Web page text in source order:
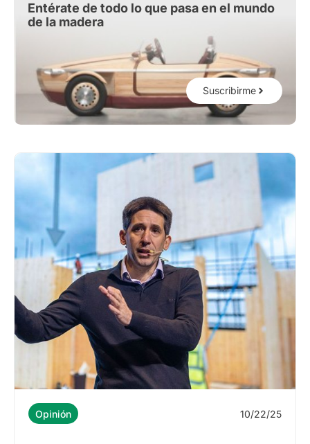
Entérate de todo lo que pasa en el mundo
de la madera
Suscribirme
Opinión 10/22/25